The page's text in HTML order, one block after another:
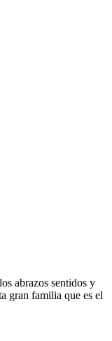
abrazos sentidos y
gran familia que es el